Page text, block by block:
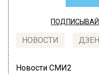
НОВОСТИ ДЗЕН
Новости СМИ2